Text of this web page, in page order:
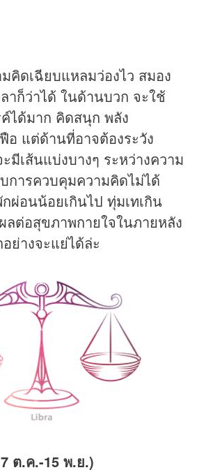
คิดเฉียบแหลมว่องไว สมอง
าก็ว่าได้ ในด้านบวก จะใช้
ได้มาก คิดสนุก พลัง
อ แต่ด้านที่อาจต้องระวัง
มีเส้นแบ่งบางๆ ระหว่างความ
การควบคุมความคิดไม่ได้
ผ่อนน้อยเกินไป ทุ่มเทเกิน
ลต่อสุขภาพกายใจในภายหลัง
ย่างจะแย่ได้ล่ะ
ต.ค.-15 พ.ย.)